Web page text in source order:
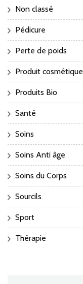
Non classé
Pédicure
Perte de poids
Produit cosmétique
Produits Bio
Santé
Soins
Soins Anti âge
Soins du Corps
Sourcils
Sport
Thérapie